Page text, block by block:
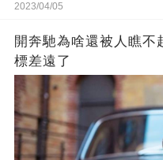
2023/04/05
開奔馳為啥還被人瞧不
標差遠了